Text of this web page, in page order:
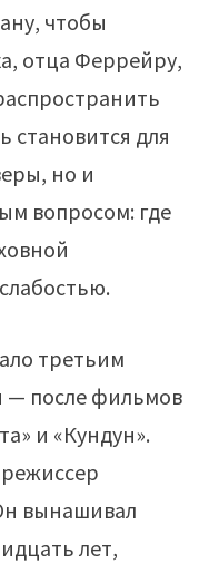
чтобы
отца Феррейру,
становится для
но и
вопросом: где
третьим
— после фильмов
и «Кундун».
вынашивал
лет,